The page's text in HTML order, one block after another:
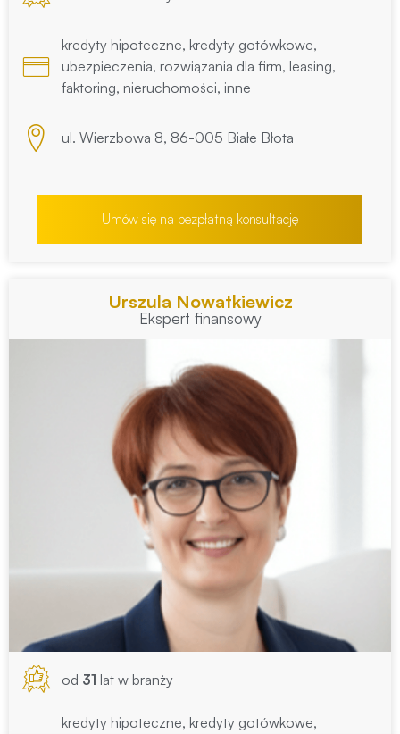
kredyty hipoteczne, kredyty gotówkowe,
ubezpieczenia, rozwiązania dla firm, leasing,
faktoring, nieruchomości, inne
ul. Wierzbowa 8, 86-005 Białe Błota
Umów się na bezpłatną konsultację
Urszula Nowatkiewicz
Ekspert finansowy
od 31 lat w branży
kredyty hipoteczne, kredyty gotówkowe,